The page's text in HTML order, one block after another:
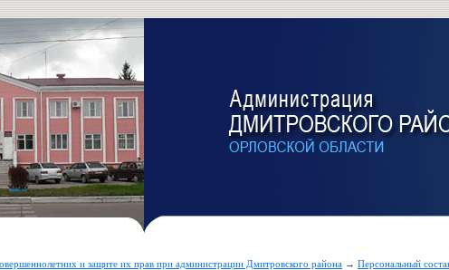
и защите их прав при администрации Дмитровского района → Персональный